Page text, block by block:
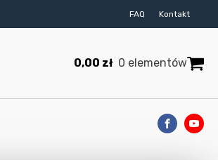
FAQ Kontakt
0,00 zł 0 elementów